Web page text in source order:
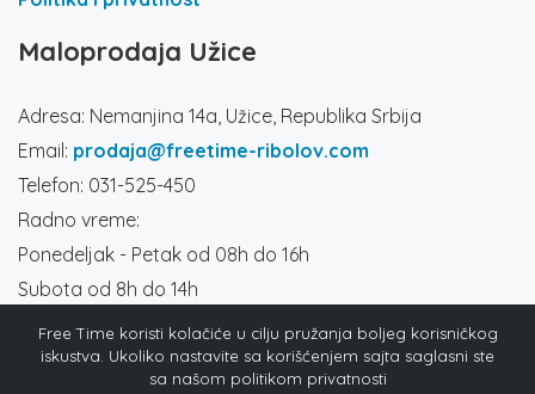
Maloprodaja Užice
Adresa: Nemanjina 14a, Užice, Republika Srbija
Email: prodaja@freetime-ribolov.com
Telefon: 031-525-450
Radno vreme:
Ponedeljak - Petak od 08h do 16h
Subota od 8h do 14h
Društvene mreže
Free Time koristi kolačiće u cilju pružanja boljeg korisničkog
iskustva. Ukoliko nastavite sa korišćenjem sajta saglasni ste
sa našom politikom privatnosti